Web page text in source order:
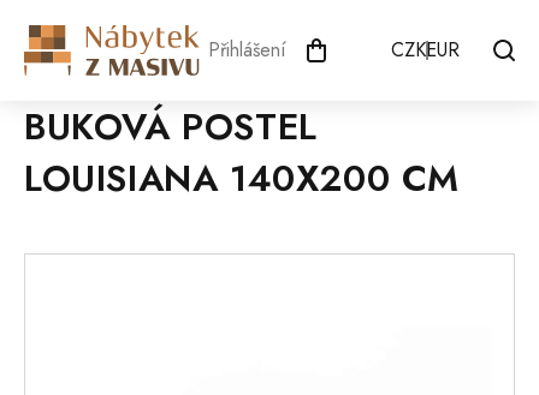
obsah
Přihlášení CZKEUR
BUKOVÁ POSTEL
LOUISIANA 140X200 CM